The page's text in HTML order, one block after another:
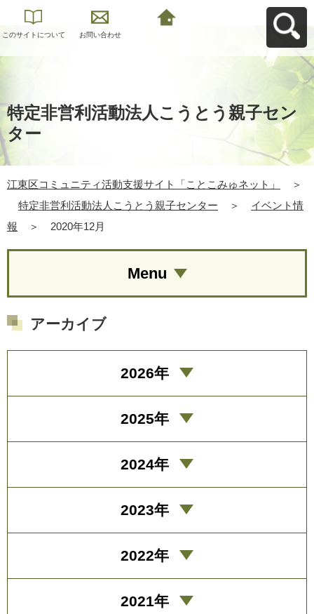
このサイトについて お問い合わせ
特定非営利活動法人こうとう親子セン
ター
江東区コミュニティ活動支援サイト「ことこみゅネット」
＞
特定非営利活動法人こうとう親子センター
＞
イベント情
報
＞ 2020年12月
Menu
アーカイブ
2026年
2025年
2024年
2023年
2022年
2021年